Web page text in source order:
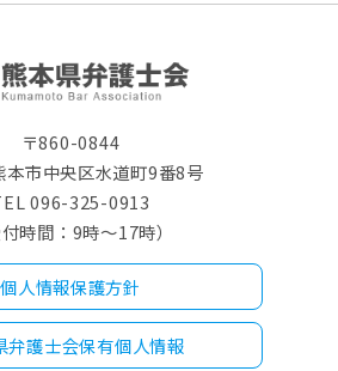
〒860-0844
本市中央区水道町9番8号
096-325-0913
付時間：9時～17時）
個人情報保護方針
弁護士会保有個人情報